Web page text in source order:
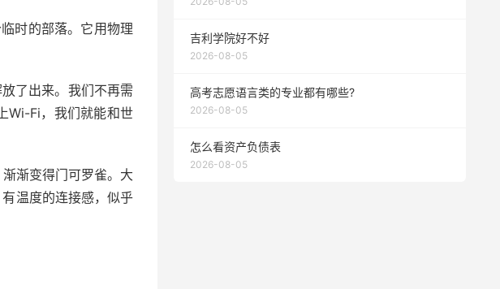
时的部落。它用物理
了出来。我们不再需
Wi-Fi，我们就能和世
渐变得门可罗雀。大
温度的连接感，似乎
吉利学院好不好
2026-08-05
高考志愿语言类的专业都有哪些?
2026-08-05
怎么看资产负债表
2026-08-05